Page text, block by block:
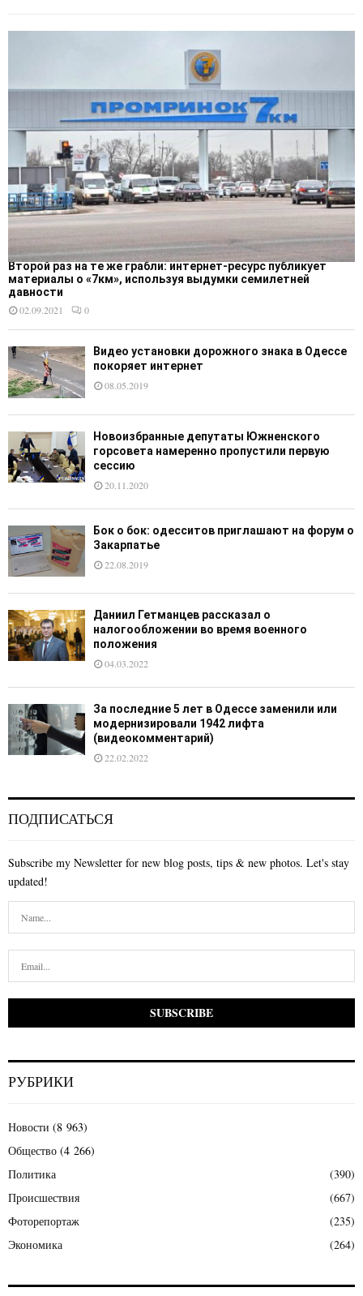
Второй раз на те же грабли: интернет-ресурс публикует
материалы о «7км», используя выдумки семилетней
давности
02.09.2021
0
Видео установки дорожного знака в Одессе
покоряет интернет
08.05.2019
Новоизбранные депутаты Южненского
горсовета намеренно пропустили первую
сессию
20.11.2020
Бок о бок: одесситов приглашают на форум о
Закарпатье
22.08.2019
Даниил Гетманцев рассказал о
налогообложении во время военного
положения
04.03.2022
За последние 5 лет в Одессе заменили или
модернизировали 1942 лифта
(видеокомментарий)
22.02.2022
ПОДПИСАТЬСЯ
Subscribe my Newsletter for new blog posts, tips & new photos. Let's stay
updated!
РУБРИКИ
Новости (8 963)
Общество (4 266)
Политика
(390)
Происшествия
(667)
Фоторепортаж
(235)
Экономика
(264)